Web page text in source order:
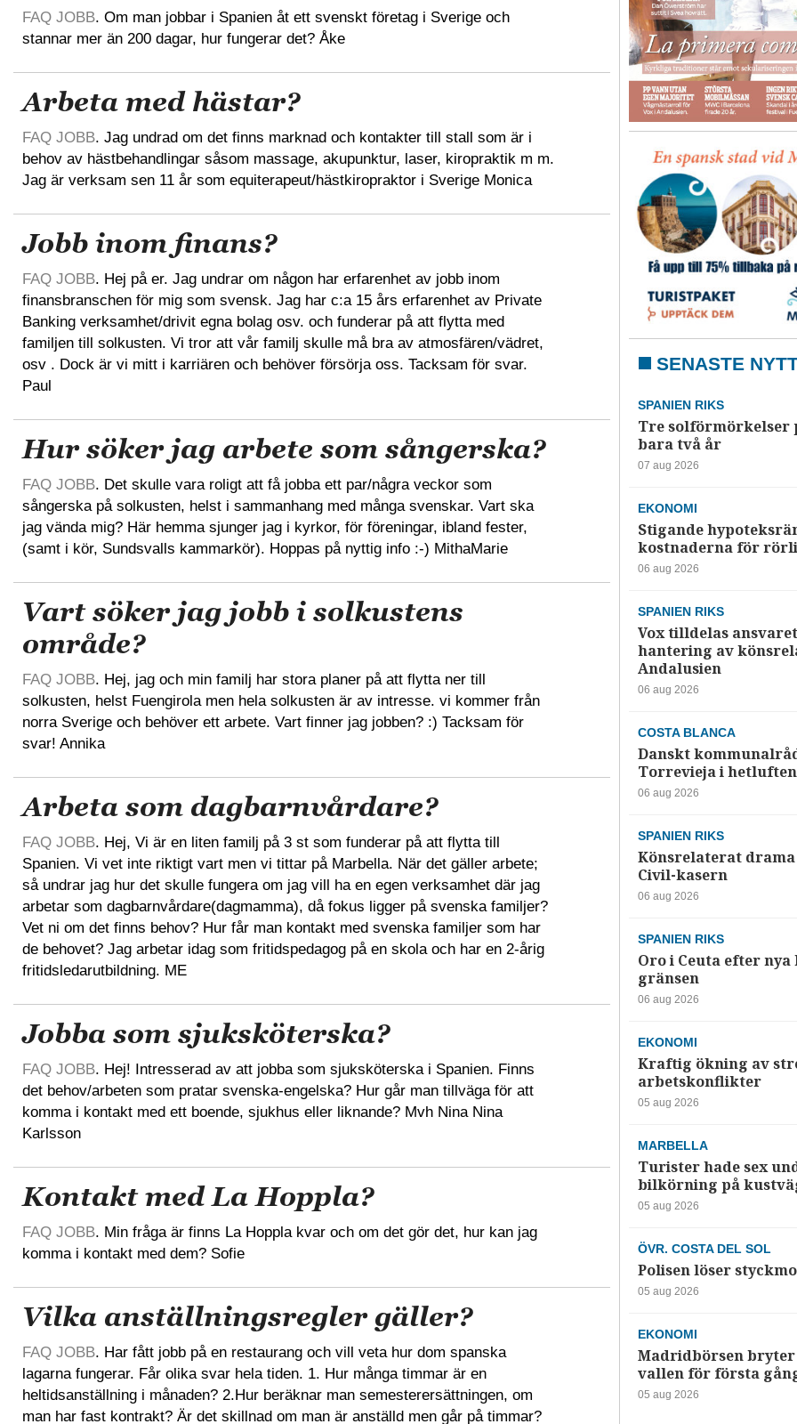
FAQ JOBB. Om man jobbar i Spanien åt ett svenskt företag i Sverige och
stannar mer än 200 dagar, hur fungerar det? Åke
Arbeta med hästar?
FAQ JOBB. Jag undrad om det finns marknad och kontakter till stall som är i
behov av hästbehandlingar såsom massage, akupunktur, laser, kiropraktik m m.
Jag är verksam sen 11 år som equiterapeut/hästkiropraktor i Sverige Monica
Jobb inom finans?
FAQ JOBB. Hej på er. Jag undrar om någon har erfarenhet av jobb inom
finansbranschen för mig som svensk. Jag har c:a 15 års erfarenhet av Private
Banking verksamhet/drivit egna bolag osv. och funderar på att flytta med
familjen till solkusten. Vi tror att vår familj skulle må bra av atmosfären/vädret,
osv . Dock är vi mitt i karriären och behöver försörja oss. Tacksam för svar.
Paul
Hur söker jag arbete som sångerska?
FAQ JOBB. Det skulle vara roligt att få jobba ett par/några veckor som
sångerska på solkusten, helst i sammanhang med många svenskar. Vart ska
jag vända mig? Här hemma sjunger jag i kyrkor, för föreningar, ibland fester,
(samt i kör, Sundsvalls kammarkör). Hoppas på nyttig info :-) MithaMarie
Vart söker jag jobb i solkustens
område?
FAQ JOBB. Hej, jag och min familj har stora planer på att flytta ner till
solkusten, helst Fuengirola men hela solkusten är av intresse. vi kommer från
norra Sverige och behöver ett arbete. Vart finner jag jobben? :) Tacksam för
svar! Annika
Arbeta som dagbarnvårdare?
FAQ JOBB. Hej, Vi är en liten familj på 3 st som funderar på att flytta till
Spanien. Vi vet inte riktigt vart men vi tittar på Marbella. När det gäller arbete;
så undrar jag hur det skulle fungera om jag vill ha en egen verksamhet där jag
arbetar som dagbarnvårdare(dagmamma), då fokus ligger på svenska familjer?
Vet ni om det finns behov? Hur får man kontakt med svenska familjer som har
de behovet? Jag arbetar idag som fritidspedagog på en skola och har en 2-årig
fritidsledarutbildning. ME
Jobba som sjuksköterska?
FAQ JOBB. Hej! Intresserad av att jobba som sjuksköterska i Spanien. Finns
det behov/arbeten som pratar svenska-engelska? Hur går man tillväga för att
komma i kontakt med ett boende, sjukhus eller liknande? Mvh Nina Nina
Karlsson
Kontakt med La Hoppla?
FAQ JOBB. Min fråga är finns La Hoppla kvar och om det gör det, hur kan jag
komma i kontakt med dem? Sofie
Vilka anställningsregler gäller?
FAQ JOBB. Har fått jobb på en restaurang och vill veta hur dom spanska
lagarna fungerar. Får olika svar hela tiden. 1. Hur många timmar är en
heltidsanställning i månaden? 2.Hur beräknar man semesterersättningen, om
man har fast kontrakt? Är det skillnad om man är anställd men går på timmar?
SENASTE
SPANIEN RIKS
Tre solförmörkelser
bara två år
07 aug 2026
EKONOMI
Stigande
kostnaderna för
06 aug 2026
SPANIEN RIKS
Vox tilldelas
hantering av
Andalusien
06 aug 2026
COSTA BLANCA
Danskt
Torrevieja i hetluften
06 aug 2026
SPANIEN RIKS
Könsrelaterat
Civil-kasern
06 aug 2026
SPANIEN RIKS
Oro i Ceuta efter
gränsen
06 aug 2026
EKONOMI
Kraftig ökning av
arbetskonflikter
05 aug 2026
MARBELLA
Turister hade sex
bilkörning på
05 aug 2026
ÖVR. COSTA DEL SOL
Polisen löser
05 aug 2026
EKONOMI
Madridbörsen bryter
vallen för första
05 aug 2026